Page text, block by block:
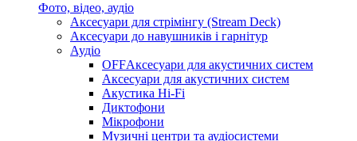
Фото, відео, аудіо
Аксесуари для стрімінгу (Stream Deck)
Аксесуари до навушників і гарнітур
Аудіо
OFFАксесуари для акустичних систем
Аксесуари для акустичних систем
Акустика Hi-Fi
Диктофони
Мікрофони
Музичні центри та аудіосистеми